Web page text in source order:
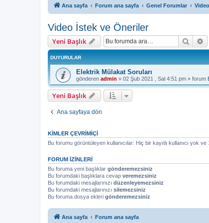
Ana sayfa Forum ana sayfa Genel Forumlar
Video İstek ve Öneriler
Yeni Başlık Ara
DUYURULAR
Elektrik Mülakat Soruları
gönderen admin » 02 Şub 2021 , Sal 4:51 pm » forum
Yeni Başlık
Ana sayfaya dön
KIMLER ÇEVRIMIÇI
Bu forumu görüntüleyen kullanıcılar: Hiç bir kayıtlı kullanıcı yok ve
FORUM IZINLERI
Bu foruma yeni başlıklar gönderemezsiniz
Bu forumdaki başlıklara cevap veremezsiniz
Bu forumdaki mesajlarınızı düzenleyemezsiniz
Bu forumdaki mesajlarınızı silemezsiniz
Bu foruma dosya ekleri gönderemezsiniz
Ana sayfa Forum ana sayfa